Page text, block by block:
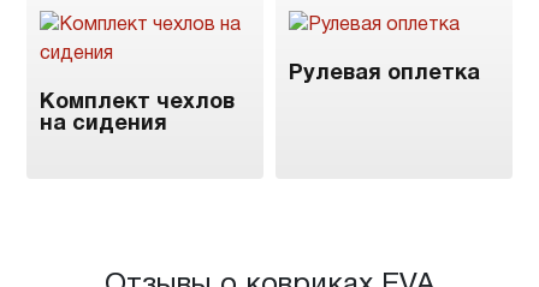
Комплект чехлов
на сидения
Рулевая оплетка